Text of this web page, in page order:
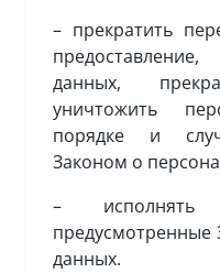
– прекратить
данных,
уничтожить
порядке и
Законом о
– исполнять
данных.